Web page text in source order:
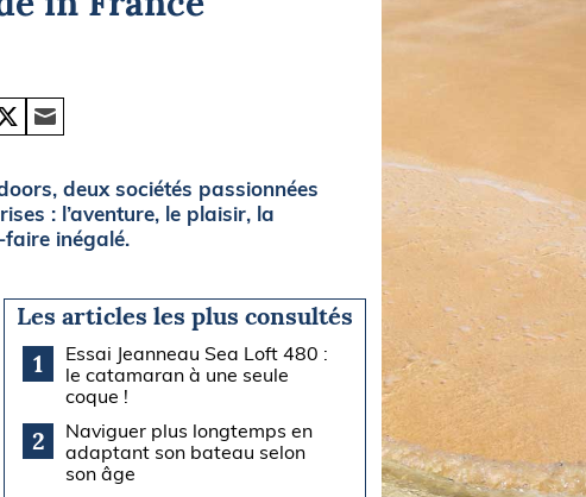
deux sociétés passionnées
: l’aventure, le plaisir, la
inégalé.
Les articles les plus consultés
1
Essai Jeanneau Sea Loft 480 :
le catamaran à une seule
coque !
2
Naviguer plus longtemps en
adaptant son bateau selon
son âge